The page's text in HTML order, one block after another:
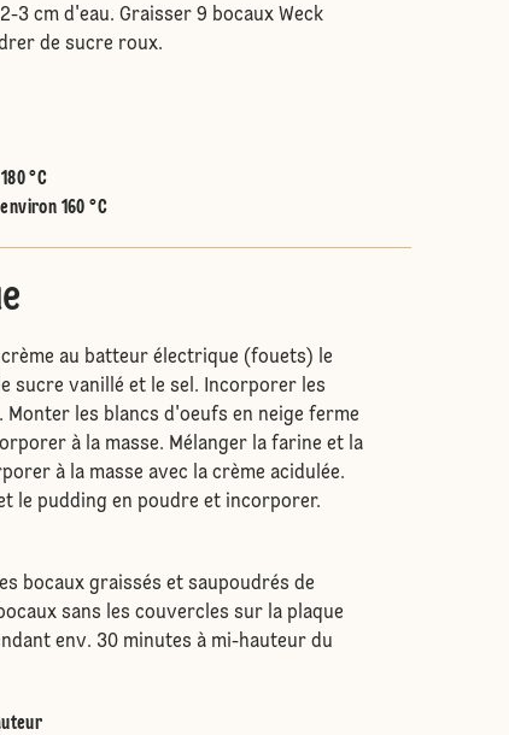
3 cm d'eau. Graisser 9 bocaux Weck
de sucre roux.
°C
environ 160 °C
au batteur électrique (fouets) le
sucre vanillé et le sel. Incorporer les
Monter les blancs d'oeufs en neige ferme
à la masse. Mélanger la farine et la
à la masse avec la crème acidulée.
le pudding en poudre et incorporer.
bocaux graissés et saupoudrés de
sans les couvercles sur la plaque
env. 30 minutes à mi-hauteur du